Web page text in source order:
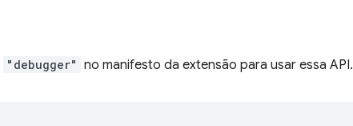
"debugger" no manifesto da extensão para usar essa API.